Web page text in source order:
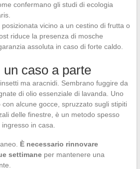
confermano gli studi di ecologia
vicino a un cestino di frutta o
riduce la presenza di mosche
assoluta in caso di forte caldo.
un caso a parte
ma aracnidi. Sembrano fuggire da
di olio essenziale di lavanda. Uno
con alcune gocce, spruzzato sugli stipiti
delle finestre, è un metodo spesso
in casa.
È necessario rinnovare
settimaneper mantenere una